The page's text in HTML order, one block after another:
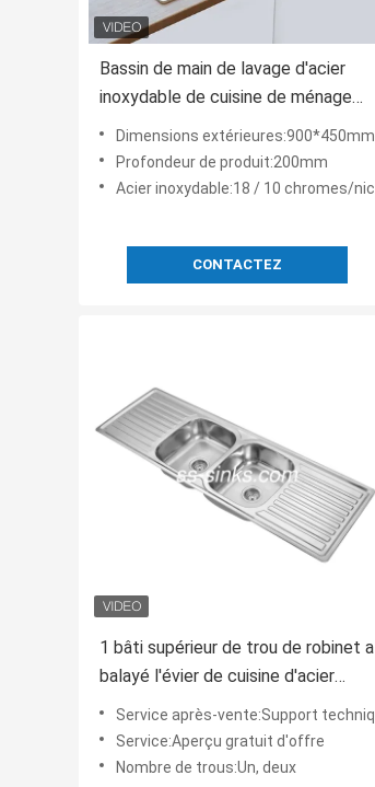
Bassin de main de lavage d'acier
inoxydable de cuisine de ménage
simple avec le plat
Dimensions extérieures:900*450mm
Profondeur de produit:200mm
Acier inoxydable:18 / 10 chromes/nickels, anti corrosion
CONTACTEZ
1 bâti supérieur de trou de robinet a
balayé l'évier de cuisine d'acier
inoxydable 1500*500*210mm
Service après-vente:Support technique en ligne, installation sur place
Service:Aperçu gratuit d'offre
Nombre de trous:Un, deux